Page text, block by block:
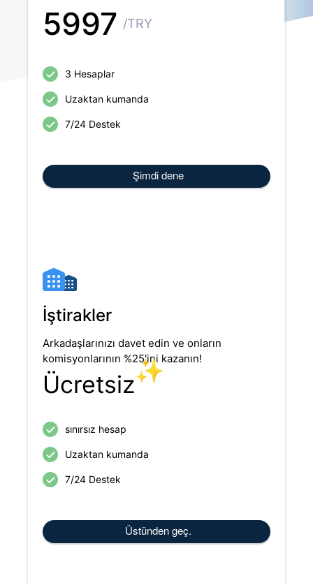
5997 /TRY
3 Hesaplar
Uzaktan kumanda
7/24 Destek
Şimdi dene
İştirakler
Arkadaşlarınızı davet edin ve onların
komisyonlarının %25'ini kazanın!
Ücretsiz✨
sınırsız hesap
Uzaktan kumanda
7/24 Destek
Üstünden geç.